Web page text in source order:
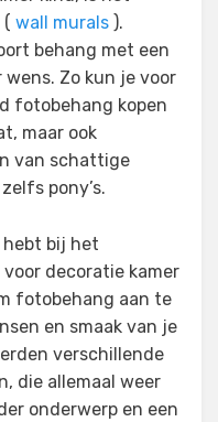
wall murals ).
behang met een
Zo kun je voor
fotobehang kopen
maar ook
van schattige
pony’s.
hebt bij het
decoratie kamer
fotobehang aan te
en smaak van je
verschillende
die allemaal weer
onderwerp en een